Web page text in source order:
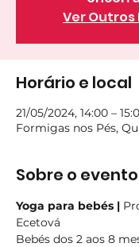
Ver Outros
Horário e local
21/05/2024, 14:00 –
Formigas nos Pés,
Sobre o evento
Yoga para bebés |
Ecetová
Bebés dos 2 aos 8